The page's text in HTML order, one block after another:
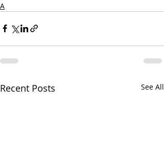
А
Recent Posts See All